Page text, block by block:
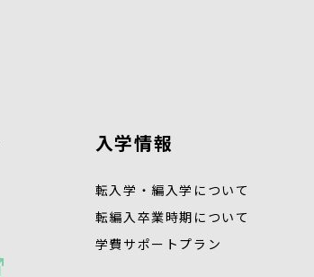
入学情報
転入学・編入学について
転編入卒業時期について
学費サポートプラン